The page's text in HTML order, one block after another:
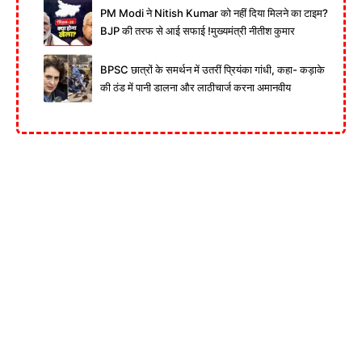
PM Modi ने Nitish Kumar को नहीं दिया मिलने का टाइम?
BJP की तरफ से आई सफाई !मुख्यमंत्री नीतीश कुमार
BPSC छात्रों के समर्थन में उतरीं प्रियंका गांधी, कहा- कड़ाके
की ठंड में पानी डालना और लाठीचार्ज करना अमानवीय